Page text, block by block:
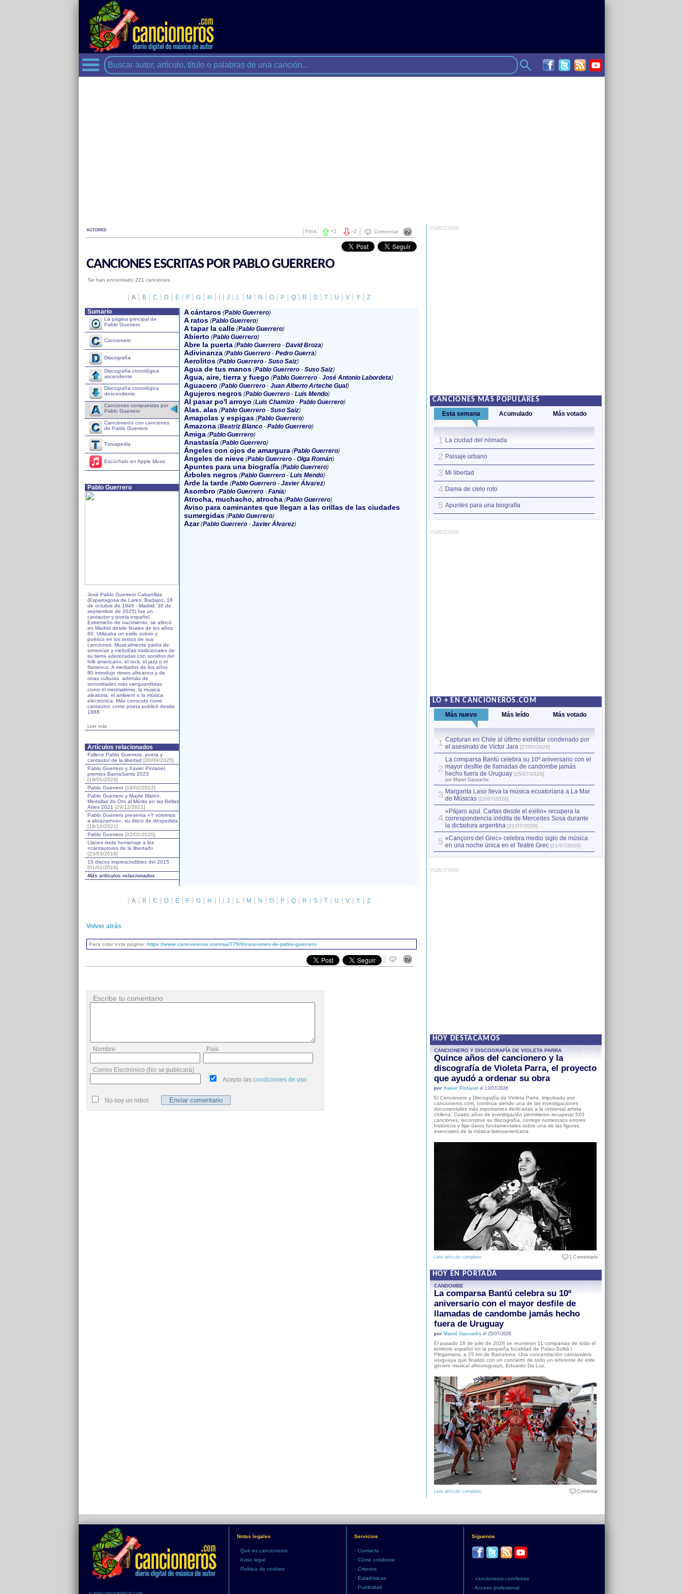
AUTORES Comentar
-2
Vota: +1
CANCIONES ESCRITAS POR PABLO GUERRERO
Se han encontrado 221 canciones.
A B C D E F G H J L M N O P Q R S T U V Y
Z
Sumario
La página principal de
Pablo Guerrero
Cancionero
Discografía
Discografía cronológica
ascendente
Discografía cronológica
descendente
Canciones compuestas por
Pablo Guerrero
Cancioneros con canciones
de Pablo Guerrero
Trovapedia
Escúchalo en Apple Music
Pablo Guerrero
José Pablo Guerrero Cabanillas
(Esparragosa de Lares, Badajoz, 18
de octubre de 1946 - Madrid, 30 de
septiembre de 2025) fue un
cantautor y poeta español.
Extremeño de nacimiento, se afincó
en Madrid desde finales de los años
60. Utilizaba un estilo sobrio y
poético en los textos de sus
canciones. Musicalmente partía de
armonías y melodías tradicionales de
su tierra aderezadas con sonidos del
folk americano, el rock, el jazz o el
flamenco. A mediados de los años
80 introdujo ritmos africanos y de
otras culturas, además de
sonoridades más vanguardistas
como el minimalismo, la música
aleatoria, el ambient o la música
electrónica. Más conocido como
cantautor, como poeta publicó desde
1988.
Leer más
Artículos relacionados
Fallece Pablo Guerrero, poeta y
cantautor de la libertad [30/09/2025]
Pablo Guerrero y Xavier Pintanel,
premios BarnaSants 2023
[19/05/2023]
Pablo Guerrero [18/02/2022]
Pablo Guerrero y Mayte Martín,
Medallas de Oro al Mérito en las Bellas
Artes 2021 [29/12/2021]
Pablo Guerrero presenta «Y volvimos
a abrazarnos», su disco de despedida
[16/10/2021]
Pablo Guerrero [02/02/2020]
Llanes rinde homenaje a los
«cantautores de la libertad»
[23/03/2016]
15 discos imprescindibles del 2015
[01/01/2016]
Más artículos relacionados
A cántaros (Pablo Guerrero)
A ratos (Pablo Guerrero)
A tapar la calle (Pablo Guerrero)
Abierto (Pablo Guerrero)
Abre la puerta (Pablo Guerrero- David Broza)
Adivinanza (Pablo Guerrero- Pedro Guerra)
Aerolitos (Pablo Guerrero- Suso Saiz)
Agua de tus manos (Pablo Guerrero- Suso Saiz)
Agua, aire, tierra y fuego (Pablo Guerrero- José Antonio Labordeta)
Aguacero (Pablo Guerrero- Juan Alberto Arteche Gual)
Agujeros negros (Pablo Guerrero- Luis Mendo)
Al pasar po'l arroyo (Luis Chamizo- Pablo Guerrero)
Alas. alas (Pablo Guerrero- Suso Saiz)
Amapolas y espigas (Pablo Guerrero)
Amazona (Beatriz Blanco- Pablo Guerrero)
Amiga (Pablo Guerrero)
Anastasía (Pablo Guerrero)
Ángeles con ojos de amargura (Pablo Guerrero)
Ángeles de nieve (Pablo Guerrero- Olga Román)
Apuntes para una biografía (Pablo Guerrero)
Árboles negros (Pablo Guerrero- Luis Mendo)
Arde la tarde (Pablo Guerrero- Javier Álvarez)
Asombro (Pablo Guerrero- Fania)
Atrocha, muchacho, atrocha (Pablo Guerrero)
Aviso para caminantes que llegan a las orillas de las ciudades
sumergidas (Pablo Guerrero)
Azar (Pablo Guerrero- Javier Álvarez)
A B C D E F G H J L M N O P Q R S T U V Y Z
Volver atrás
Para citar esta página: https://www.cancioneros.com/aa/779/0/canciones-de-pablo-guerrero
Escribe tu comentario
Nombre País
Correo Electrónico (No se publicará)
Acepto las condiciones de uso
No soy un robot
PUBLICIDAD
CANCIONES MÁS POPULARES
Esta semana Acumulado Más votado
1 La ciudad del nómada
2 Paisaje urbano
3 Mi libertad
4 Dama de cielo roto
5 Apuntes para una biografía
PUBLICIDAD
LO + EN CANCIONEROS.COM
Más nuevo Más leído Más votado
1 Capturan en Chile al último exmilitar condenado por
el asesinato de Víctor Jara [27/07/2026]
2
La comparsa Bantú celebra su 10º aniversario con el
mayor desfile de llamadas de candombe jamás
hecho fuera de Uruguay [25/07/2026]
por Manel Gausachs
3 Margarita Laso lleva la música ecuatoriana a La Mar
de Músicas [22/07/2026]
4
«Pájaro azul. Cartas desde el exilio» recupera la
correspondencia inédita de Mercedes Sosa durante
la dictadura argentina [21/07/2026]
5 «Cançons del Grec» celebra medio siglo de música
en una noche única en el Teatre Grec [21/07/2026]
PUBLICIDAD
HOY DESTACAMOS
CANCIONERO Y DISCOGRAFÍA DE VIOLETA PARRA
Quince años del cancionero y la
discografía de Violeta Parra, el proyecto
que ayudó a ordenar su obra
por Xavier Pintanel el 13/07/2026
El Cancionero y Discografía de Violeta Parra, impulsado por
cancioneros.com, continúa siendo una de las investigaciones
documentales más importantes dedicadas a la universal artista
chilena. Cuatro años de investigación permitieron recuperar 520
canciones, reconstruir su discografía, corregir numerosos errores
históricos y fijar datos fundamentales sobre una de las figuras
esenciales de la música latinoamericana.
Leer artículo completo 1 Comentario
HOY EN PORTADA
CANDOMBE
La comparsa Bantú celebra su 10º
aniversario con el mayor desfile de
llamadas de candombe jamás hecho
fuera de Uruguay
por Manel Gausachsel 25/07/2026
El pasado 18 de julio de 2026 se reunieron 11 comparsas de todo el
territorio español en la pequeña localidad de Palau-Solità i
Plegamans, a 25 km de Barcelona. Una concentración carnavalera
uruguaya que finalizó con un concierto de todo un referente de este
género musical afrouruguayo, Eduardo Da Luz.
Leer artículo completo Comentar
Notas legales
• Qué es cancioneros
• Aviso legal
• Política de cookies
Servicios
• Contacto
• Cómo colaborar
• Criterios
• Estadísticas
• Publicidad
Síguenos
• cancioneros.com/letras
• Acceso profesional